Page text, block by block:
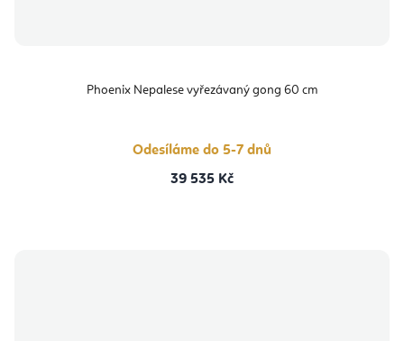
Phoenix Nepalese vyřezávaný gong 60 cm
Odesíláme do 5-7 dnů
39 535 Kč